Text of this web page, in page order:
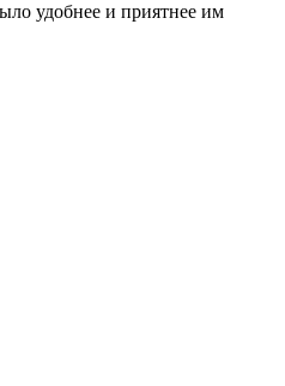
удобнее и приятнее им